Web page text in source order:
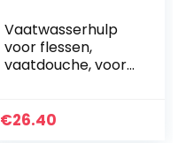
Vaatwasserhulp
voor flessen,
vaatdouche, voor
€26.40